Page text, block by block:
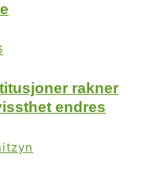
rakner
endres